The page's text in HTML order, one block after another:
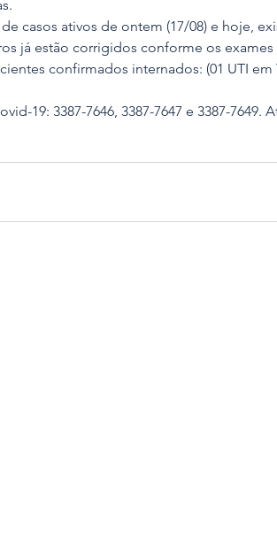
casos ativos de ontem (17/08) e hoje,
já estão corrigidos conforme os exames
confirmados internados: (01 UTI
19: 3387-7646, 3387-7647 e 3387-